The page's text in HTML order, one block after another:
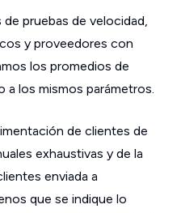
pruebas de velocidad,
y proveedores con
los promedios de
a los mismos parámetros.
de clientes de
exhaustivas y de la
enviada a
que se indique lo